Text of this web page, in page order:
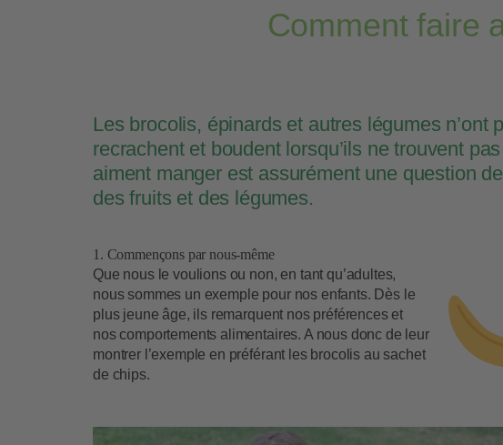
Comment faire
Les brocolis, épinards et autres légumes
recrachent et boudent lorsqu’ils ne trouvent
aiment manger est assurément une question
des fruits et des légumes.
1. Commençons par nous-même
Que nous le voulions ou non, en tant qu’adultes,
nous sommes un exemple pour nos enfants. Dès le
plus jeune âge, ils remarquent nos préférences et
nos comportements alimentaires. A nous donc de leur
montrer l’exemple en préférant les brocolis au sachet
de chips.